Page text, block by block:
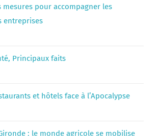
mesures pour accompagner les
entreprises
Principaux faits
et hôtels face à l’Apocalypse
: le monde agricole se mobilise